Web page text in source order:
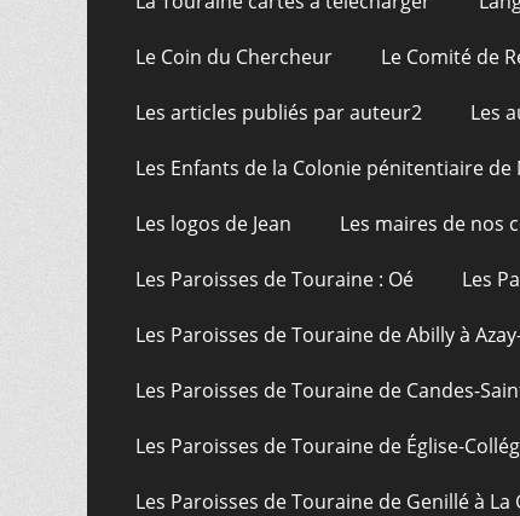
Le Coin du Chercheur Le Comité de
Les articles publiés par auteur2 Les
Les Enfants de la Colonie pénitentiaire
Les logos de Jean Les maires de nos
Les Paroisses de Touraine : Oé Les
Les Paroisses de Touraine de Abilly à
Les Paroisses de Touraine de Candes-
Les Paroisses de Touraine de Église-
Les Paroisses de Touraine de Genillé à La